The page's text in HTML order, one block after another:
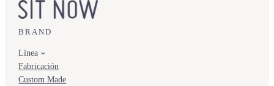
BRAND
Línea
Fabricación
Custom Made